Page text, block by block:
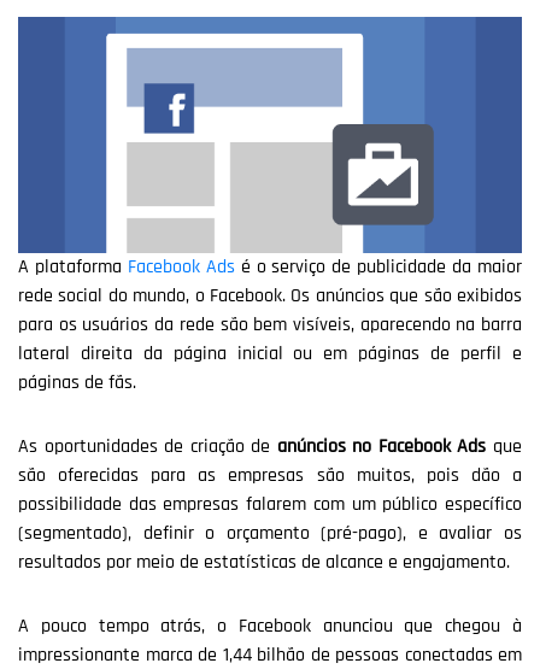
A plataforma Facebook Ads é o serviço de publicidade da maior
rede social do mundo, o Facebook. Os anúncios que são exibidos
para os usuários da rede são bem visíveis, aparecendo na barra
lateral direita da página inicial ou em páginas de perfil e
páginas de fãs.
As oportunidades de criação de anúncios no Facebook Ads que
são oferecidas para as empresas são muitos, pois dão a
possibilidade das empresas falarem com um público específico
(segmentado), definir o orçamento (pré-pago), e avaliar os
resultados por meio de estatísticas de alcance e engajamento.
A pouco tempo atrás, o Facebook anunciou que chegou à
impressionante marca de 1,44 bilhão de pessoas conectadas em